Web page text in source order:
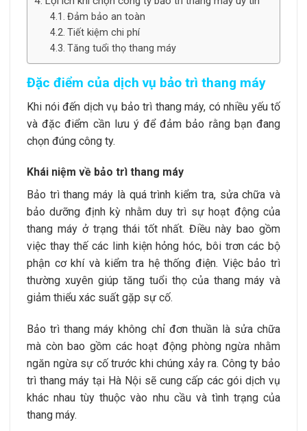
Đảm bảo an toàn
Tiết kiệm chi phí
Tăng tuổi thọ thang máy
Đặc điểm của dịch vụ bảo trì thang máy
Khi nói đến dịch vụ bảo trì thang máy, có nhiều yếu tố
và đặc điểm cần lưu ý để đảm bảo rằng bạn đang
chọn đúng công ty.
Khái niệm về bảo trì thang máy
Bảo trì thang máy là quá trình kiểm tra, sửa chữa và
bảo dưỡng định kỳ nhằm duy trì sự hoạt động của
thang máy ở trạng thái tốt nhất. Điều này bao gồm
việc thay thế các linh kiện hỏng hóc, bôi trơn các bộ
phận cơ khí và kiểm tra hệ thống điện. Việc bảo trì
thường xuyên giúp tăng tuổi thọ của thang máy và
giảm thiểu xác suất gặp sự cố.
Bảo trì thang máy không chỉ đơn thuần là sửa chữa
mà còn bao gồm các hoạt động phòng ngừa nhằm
ngăn ngừa sự cố trước khi chúng xảy ra. Công ty bảo
trì thang máy tại Hà Nội sẽ cung cấp các gói dịch vụ
khác nhau tùy thuộc vào nhu cầu và tình trạng của
thang máy.